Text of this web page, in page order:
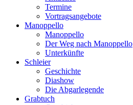
Termine
Vortragsangebote
Manoppello
Manoppello
Der Weg nach Manoppello
Unterkünfte
Schleier
Geschichte
Diashow
Die Abgarlegende
Grabtuch